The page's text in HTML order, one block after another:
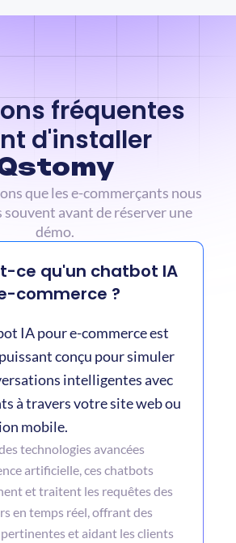
fréquentes
avant d'installer
que les e-commerçants nous
souvent avant de réserver une
démo.
ce qu'un chatbot IA
commerce ?
IA pour e-commerce est
conçu pour simuler
intelligentes avec
à travers votre site web ou
mobile.
technologies avancées
artificielle, ces chatbots
et traitent les requêtes des
en temps réel, offrant des
et aidant les clients